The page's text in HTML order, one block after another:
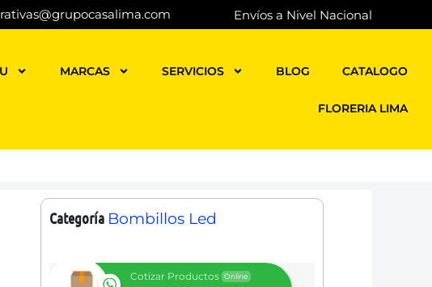
Envíos a Nivel Nacional
MARCAS SERVICIOS BLOG CATALOGO
FLORERIA LIMA
Categoría Bombillos Led
Cotizar Productos Online